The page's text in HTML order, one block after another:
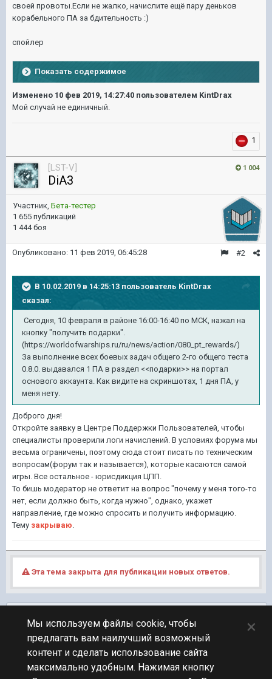
своей провоты.Если не жалко, начислите ещё пару деньков
корабельного ПА за бдительность :)
спойлер
Показать содержимое
Изменено 10 фев 2019, 14:27:40 пользователем KintDrax
Мой случай не единичный.
1
1 004
[LST-V]
DiA3
Участник, Бета-тестер
1 655 публикаций
1 444 боя
#2
Опубликовано: 11 фев 2019, 06:45:28
В 10.02.2019 в 14:25:13 пользователь KintDrax
сказал:
Сегодня, 10 февраля в районе 16:00-16:40 по МСК, нажал на
кнопку "получить подарки".
(https://worldofwarships.ru/ru/news/action/080_pt_rewards/)
За выполнение всех боевых задач общего 2-го общего теста
0.8.0. выдавался 1 ПА в раздел <<подарки>> на портал
основого аккаунта. Как видите на скриншотах, 1 дня ПА, у
меня нету.
Доброго дня!
Откройте заявку в Центре Поддержки Пользователей, чтобы
специалисты проверили логи начислений. В условиях форума мы
весьма ограничены, поэтому сюда стоит писать по техническим
вопросам(форум так и называется), которые касаются самой
игры. Все остальное - юрисдикция ЦПП.
То бишь модератор не ответит на вопрос "почему у меня того-то
нет, если должно быть, когда нужно", однако, укажет
направление, где можно спросить и получить информацию.
Тему закрываю.
Эта тема закрыта для публикации новых ответов.
ПЕРЕЙТИ К СПИСКУ ТЕМ
Технические вопросы
Мы используем файлы cookie, чтобы
предлагать вам наилучший возможный
контент и сделать использование сайта
максимально удобным. Нажимая кнопку
×